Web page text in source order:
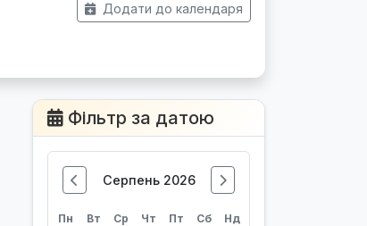
Додати до календаря
Фільтр за датою
Серпень 2026
Пн Вт Ср Чт Пт Сб Нд